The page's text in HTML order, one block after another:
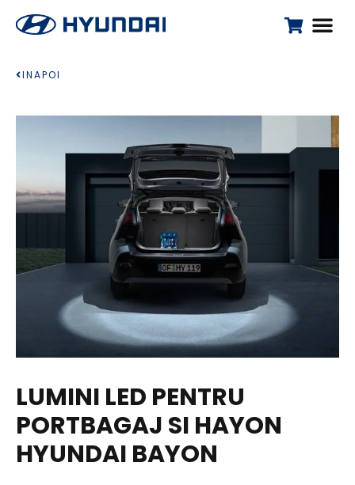
INAPOI
LUMINI LED PENTRU
PORTBAGAJ SI HAYON
HYUNDAI BAYON